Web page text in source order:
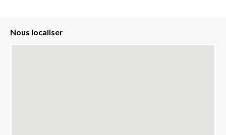
Nous localiser